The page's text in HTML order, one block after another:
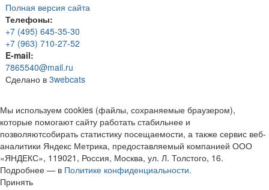
Полная версия сайта
Телефоны:
+7 (495) 645-35-30
+7 (963) 710-27-52
E-mail:
7865540@mail.ru
Сделано в 3webcats
Мы используем cookies (файлы, сохраняемые браузером),
которые помогают сайту работать стабильнее и
позволяютсобирать статистику посещаемости, а также сервис веб-
аналитики Яндекс Метрика, предоставляемый компанией ООО
«ЯНДЕКС», 119021, Россия, Москва, ул. Л. Толстого, 16.
Подробнее — в Политике конфиденциальности.
Принять